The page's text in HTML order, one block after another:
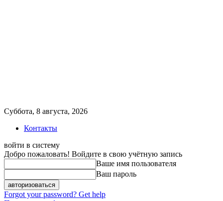
Суббота, 8 августа, 2026
Контакты
войти в систему
Добро пожаловать! Войдите в свою учётную запись
Ваше имя пользователя
Ваш пароль
Forgot your password? Get help